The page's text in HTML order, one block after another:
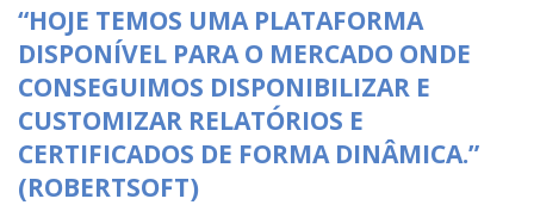
“HOJE TEMOS UMA PLATAFORMA
DISPONÍVEL PARA O MERCADO ONDE
CONSEGUIMOS DISPONIBILIZAR E
CUSTOMIZAR RELATÓRIOS E
CERTIFICADOS DE FORMA DINÂMICA.”
(ROBERTSOFT)